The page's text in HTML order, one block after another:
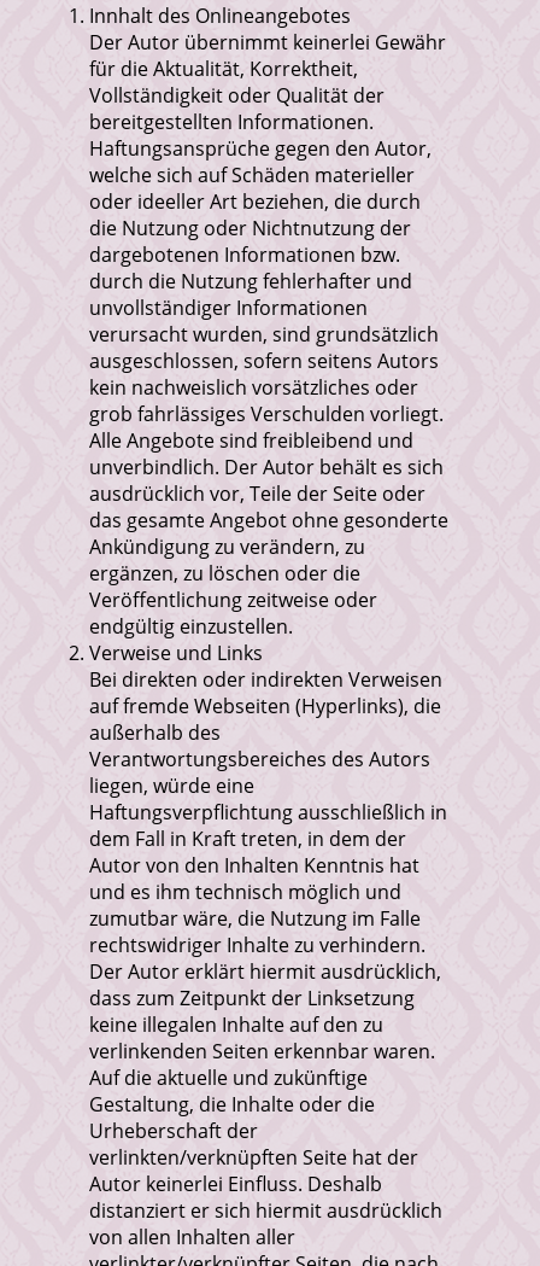
Innhalt des Onlineangebotes
Der Autor übernimmt keinerlei Gewähr
für die Aktualität, Korrektheit,
Vollständigkeit oder Qualität der
bereitgestellten Informationen.
Haftungsansprüche gegen den Autor,
welche sich auf Schäden materieller
oder ideeller Art beziehen, die durch
die Nutzung oder Nichtnutzung der
dargebotenen Informationen bzw.
durch die Nutzung fehlerhafter und
unvollständiger Informationen
verursacht wurden, sind grundsätzlich
ausgeschlossen, sofern seitens Autors
kein nachweislich vorsätzliches oder
grob fahrlässiges Verschulden vorliegt.
Alle Angebote sind freibleibend und
unverbindlich. Der Autor behält es sich
ausdrücklich vor, Teile der Seite oder
das gesamte Angebot ohne gesonderte
Ankündigung zu verändern, zu
ergänzen, zu löschen oder die
Veröffentlichung zeitweise oder
endgültig einzustellen.
Verweise und Links
Bei direkten oder indirekten Verweisen
auf fremde Webseiten (Hyperlinks), die
außerhalb des
Verantwortungsbereiches des Autors
liegen, würde eine
Haftungsverpflichtung ausschließlich in
dem Fall in Kraft treten, in dem der
Autor von den Inhalten Kenntnis hat
und es ihm technisch möglich und
zumutbar wäre, die Nutzung im Falle
rechtswidriger Inhalte zu verhindern.
Der Autor erklärt hiermit ausdrücklich,
dass zum Zeitpunkt der Linksetzung
keine illegalen Inhalte auf den zu
verlinkenden Seiten erkennbar waren.
Auf die aktuelle und zukünftige
Gestaltung, die Inhalte oder die
Urheberschaft der
verlinkten/verknüpften Seite hat der
Autor keinerlei Einfluss. Deshalb
distanziert er sich hiermit ausdrücklich
von allen Inhalten aller